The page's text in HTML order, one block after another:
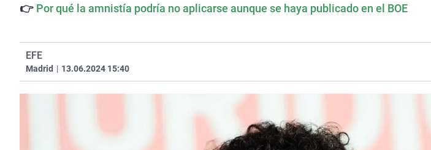
👉 Por qué la amnistía podría no aplicarse aunque se haya publicado en el BOE
EFE
Madrid | 13.06.2024 15:40